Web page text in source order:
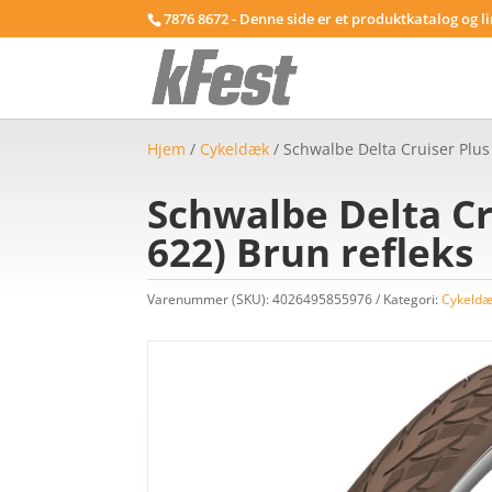
7876 8672 - Denne side er et produktkatalog
Hjem / Cykeldæk / Schwalbe Delta Cruiser
Schwalbe Delta
622) Brun refleks
Varenummer (SKU):4026495855976 Kategori: